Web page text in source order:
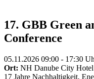
17. GBB Green
Conference
05.11.2026 09:00 - 17:30
Ort: NH Danube City Hotel
17 Jahre Nachhaltigkeit,